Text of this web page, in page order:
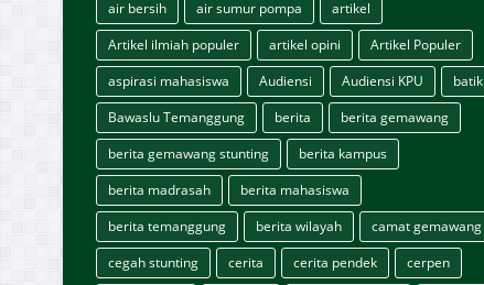
air bersih air sumur pompa
artikel
Artikel ilmiah populer
artikel opini
Artikel Populer
aspirasi mahasiswa
Audiensi Audiensi KPU
batik
Bawaslu Temanggung
berita
berita gemawang
berita gemawang stunting
berita kampus
berita madrasah
berita mahasiswa
berita temanggung
berita wilayah
camat gemawang
cegah stunting
cerita cerita pendek
cerpen